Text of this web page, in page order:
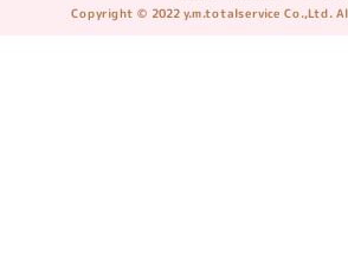
Copyright © 2022 y.m.totalservice Co.,Ltd.